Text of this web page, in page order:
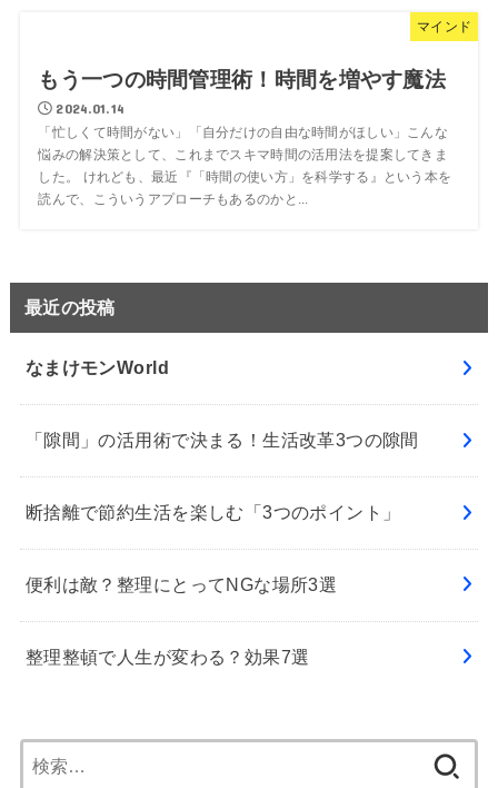
マインド
もう一つの時間管理術！時間を増やす魔法
2024.01.14
「忙しくて時間がない」「自分だけの自由な時間がほしい」こんな
悩みの解決策として、これまでスキマ時間の活用法を提案してきま
した。 けれども、最近『「時間の使い方」を科学する』という本を
読んで、こういうアプローチもあるのかと...
最近の投稿
なまけモンWorld
「隙間」の活用術で決まる！生活改革3つの隙間
断捨離で節約生活を楽しむ「3つのポイント」
便利は敵？整理にとってNGな場所3選
整理整頓で人生が変わる？効果7選